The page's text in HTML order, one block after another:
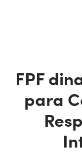
FPF
para